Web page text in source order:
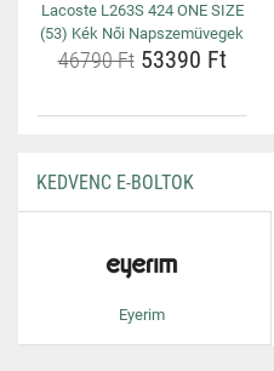
Lacoste L263S 424 ONE SIZE
(53) Kék Női Napszemüvegek
46790 Ft53390 Ft
KEDVENC E-BOLTOK
Eyerim